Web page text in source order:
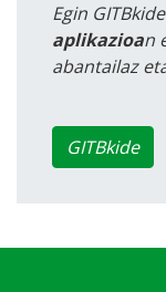
Egin GITBkide
aplikazioan
abantailaz
GITBkide